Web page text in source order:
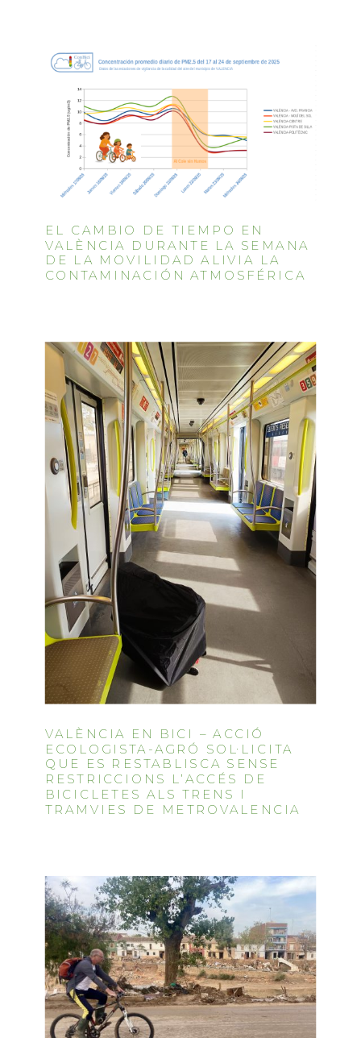
EL CAMBIO DE TIEMPO EN
VALÈNCIA DURANTE LA SEMANA
DE LA MOVILIDAD ALIVIA LA
CONTAMINACIÓN ATMOSFÉRICA
VALÈNCIA EN BICI – ACCIÓ
ECOLOGISTA-AGRÓ SOL·LICITA
QUE ES RESTABLISCA SENSE
RESTRICCIONS L’ACCÉS DE
BICICLETES ALS TRENS I
TRAMVIES DE METROVALENCIA